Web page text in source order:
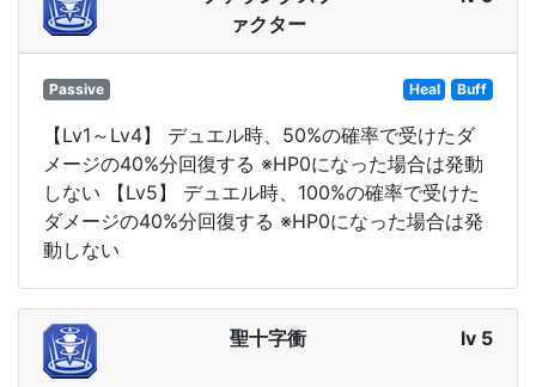
ァクター
Passive Heal Buff
【Lv1～Lv4】 デュエル時、50%の確率で受けたダ
メージの40%分回復する ※HP0になった場合は発動
しない 【Lv5】 デュエル時、100%の確率で受けた
ダメージの40%分回復する ※HP0になった場合は発
動しない
聖十字衝 lv 5